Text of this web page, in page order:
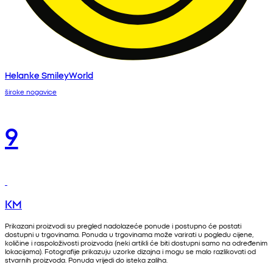
Helanke SmileyWorld
široke nogavice
9
KM
Prikazani proizvodi su pregled nadolazeće ponude i postupno će postati
dostupni u trgovinama. Ponuda u trgovinama može varirati u pogledu cijene,
količine i raspoloživosti proizvoda (neki artikli će biti dostupni samo na određenim
lokacijama). Fotografije prikazuju uzorke dizajna i mogu se malo razlikovati od
stvarnih proizvoda. Ponuda vrijedi do isteka zaliha.